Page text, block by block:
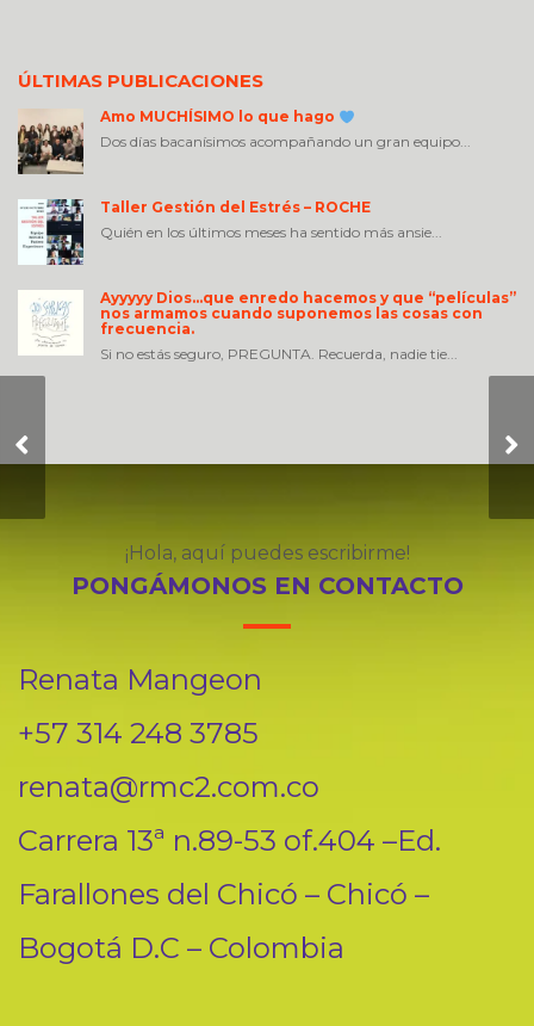
ÚLTIMAS PUBLICACIONES
Amo MUCHÍSIMO lo que hago
Dos días bacanísimos acompañando un gran equipo...
Taller Gestión del Estrés – ROCHE
Quién en los últimos meses ha sentido más ansie...
Ayyyyy Dios…que enredo hacemos y que “películas”
nos armamos cuando suponemos las cosas con
frecuencia.
Si no estás seguro, PREGUNTA. Recuerda, nadie tie...
esperando para que
¡Hola, aquí puedes escribirme!
PONGÁMONOS EN CONTACTO
Renata Mangeon
+57 314 248 3785
renata@rmc2.com.co
Carrera 13ª n.89-53 of.404 –Ed.
Farallones del Chicó – Chicó –
Bogotá D.C – Colombia